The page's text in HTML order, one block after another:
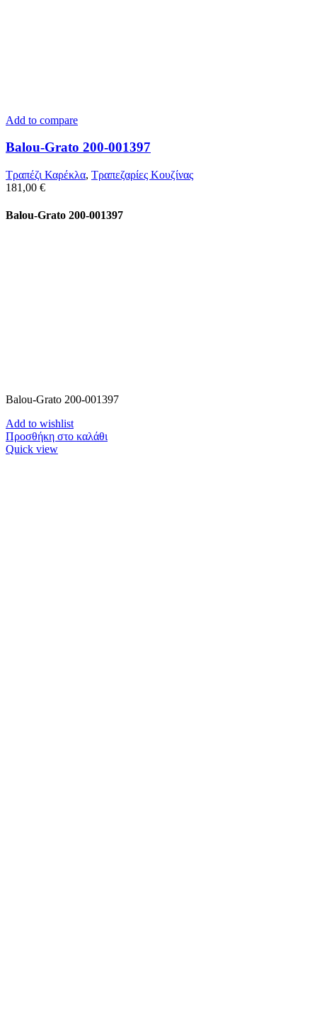
Add to compare
Balou-Grato 200-001397
Τραπέζι Καρέκλα, Τραπεζαρίες Κουζίνας
181,00 €
Balou-Grato 200-001397
Balou-Grato 200-001397
Add to wishlist
Προσθήκη στο καλάθι
Quick view